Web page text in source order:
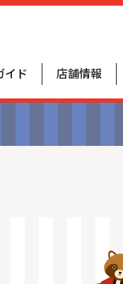
イド 店舗情報